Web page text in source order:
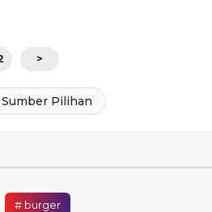
>
Pilihan
# burger